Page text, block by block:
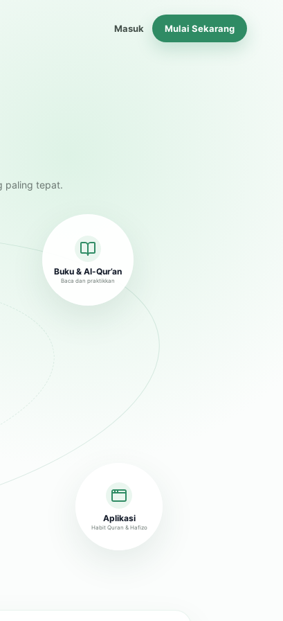
Masuk Mulai Sekarang
paling tepat.
Buku & Al-Qur’an
Baca dan praktikkan
Aplikasi
Habit Quran & Hafizo